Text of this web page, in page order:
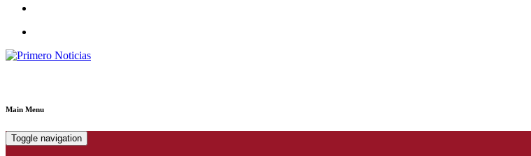
Main Menu
Toggle navigation